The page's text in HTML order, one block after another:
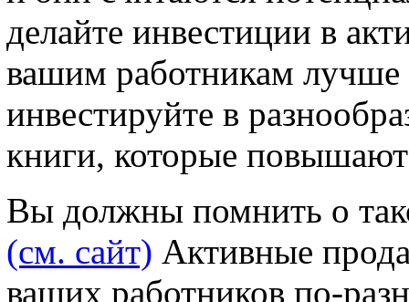
делайте инвестиции в
вашим работникам лучше
инвестируйте в
книги, которые
Вы должны помнить о
(см. сайт) Активные
ваших работников по-